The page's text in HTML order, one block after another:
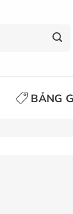
BẢNG